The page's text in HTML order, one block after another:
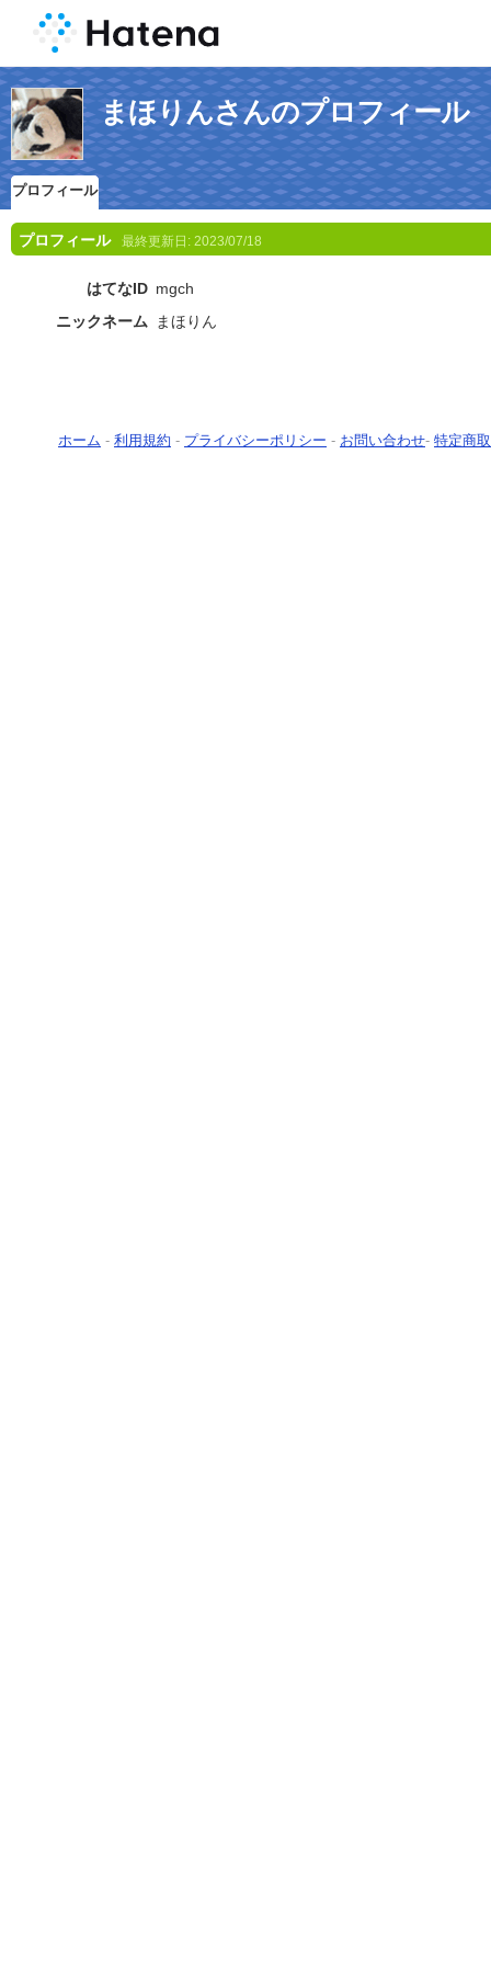
まほりんさんのプロフィール
プロフィール
プロフィール 最終更新日: 2023/07/18
はてなID mgch
ニックネーム まほりん
ホーム - 利用規約 - プライバシーポリシー - お問い合わせ- 特定商